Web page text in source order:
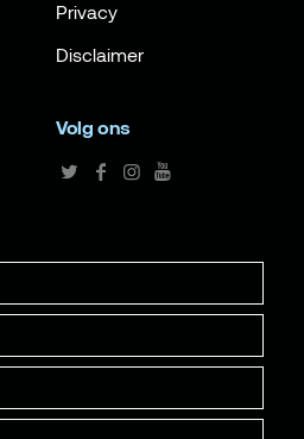
Privacy
Disclaimer
Volg ons